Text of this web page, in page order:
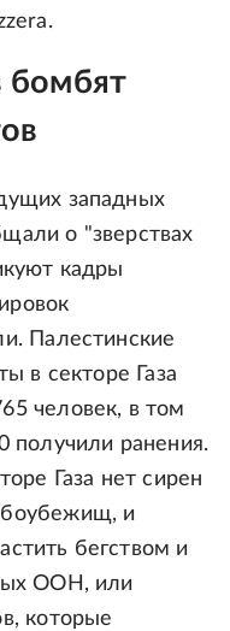
бомбят
западных
о "зверствах
кадры
Палестинские
в секторе Газа
человек, в том
получили ранения.
Газа нет сирен
и
бегством и
ООН, или
которые